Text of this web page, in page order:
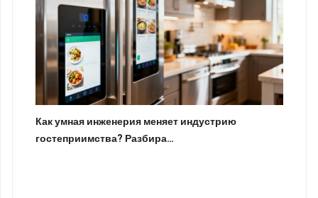
Как умная инженерия меняет индустрию
гостеприимства? Разбира…